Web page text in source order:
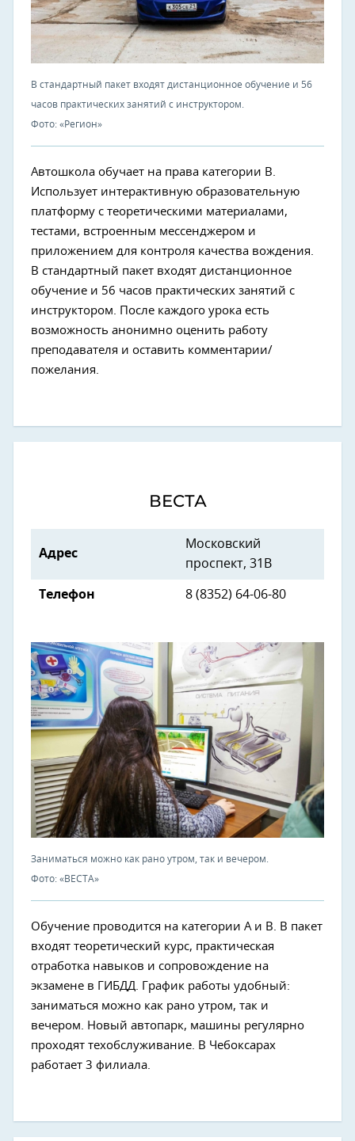
В стандартный пакет входят дистанционное обучение и 56
часов практических занятий с инструктором.
Фото: «Регион»
Автошкола обучает на права категории В.
Использует интерактивную образовательную
платформу с теоретическими материалами,
тестами, встроенным мессенджером и
приложением для контроля качества вождения.
В стандартный пакет входят дистанционное
обучение и 56 часов практических занятий с
инструктором. После каждого урока есть
возможность анонимно оценить работу
преподавателя и оставить комментарии/
пожелания.
ВЕСТА
Адрес
Московский
проспект, 31В
Телефон 8 (8352) 64-06-80
Заниматься можно как рано утром, так и вечером.
Фото: «ВЕСТА»
Обучение проводится на категории А и В. В пакет
входят теоретический курс, практическая
отработка навыков и сопровождение на
экзамене в ГИБДД. График работы удобный:
заниматься можно как рано утром, так и
вечером. Новый автопарк, машины регулярно
проходят техобслуживание. В Чебоксарах
работает 3 филиала.